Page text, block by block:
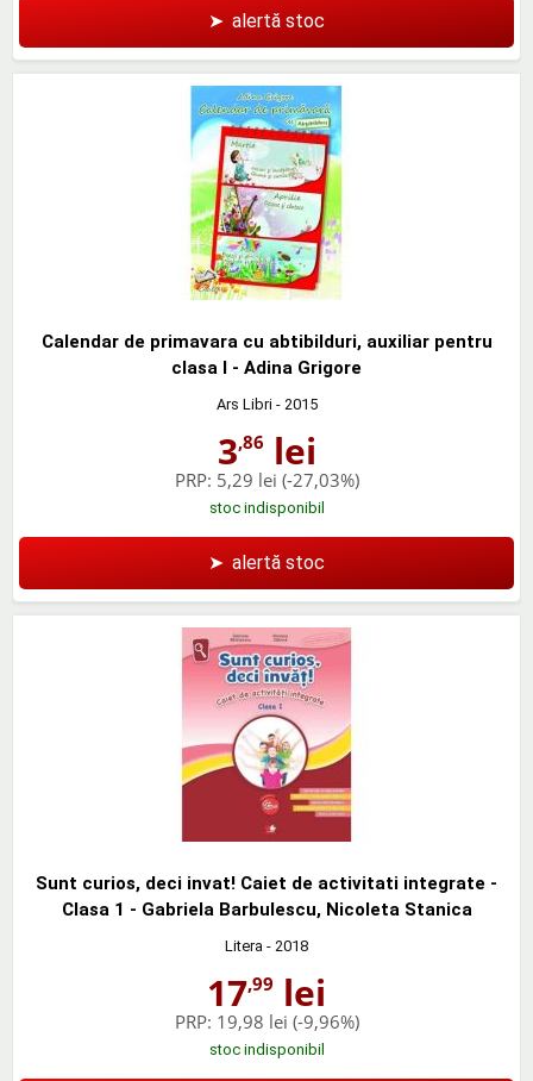
➤ alertă stoc
Calendar de primavara cu abtibilduri, auxiliar pentru
clasa I - Adina Grigore
Ars Libri- 2015
3,86 lei
PRP: 5,29 lei (-27,03%)
stoc indisponibil
➤ alertă stoc
Sunt curios, deci invat! Caiet de activitati integrate -
Clasa 1 - Gabriela Barbulescu, Nicoleta Stanica
Litera - 2018
17,99 lei
PRP: 19,98 lei (-9,96%)
stoc indisponibil